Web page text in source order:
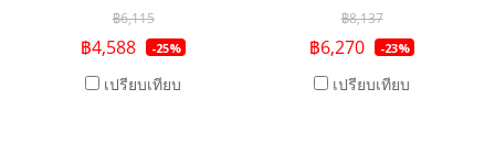
฿6,115
฿4,588 -25%
เปรียบเทียบ
฿8,137
฿6,270 -23%
เปรียบเทียบ